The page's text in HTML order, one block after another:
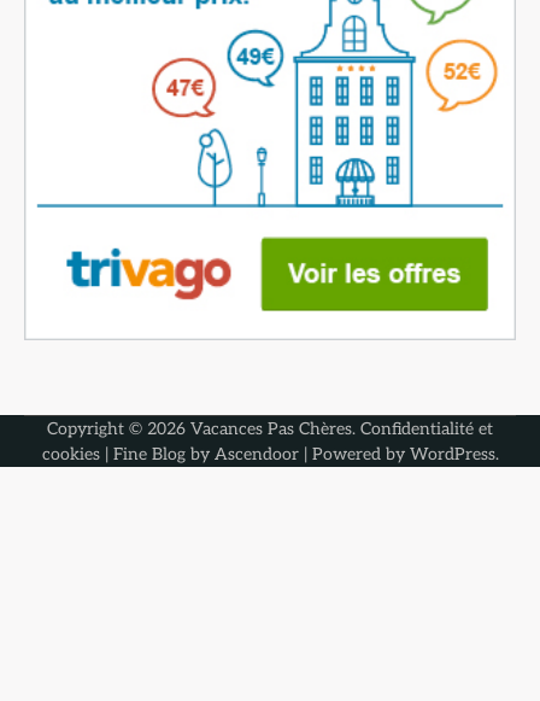
Copyright © 2026 Vacances Pas Chères. Confidentialité et
cookies| Fine Blog by Ascendoor| Powered by WordPress.